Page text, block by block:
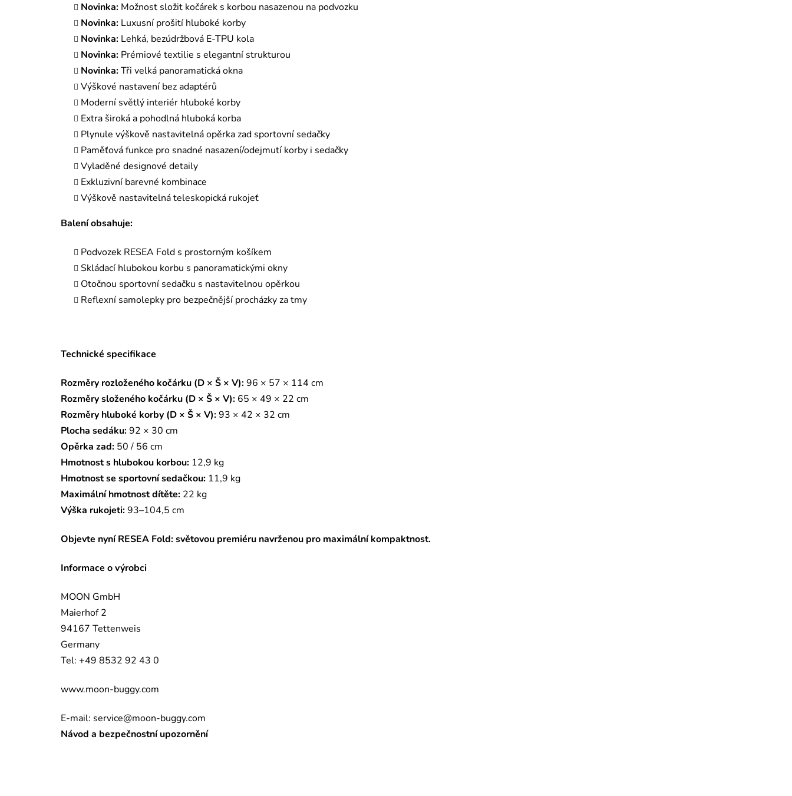
Novinka: Možnost složit kočárek s korbou nasazenou na podvozku
Novinka: Luxusní prošití hluboké korby
Novinka: Lehká, bezúdržbová E-TPU kola
Novinka: Prémiové textilie s elegantní strukturou
Novinka:Tři velká panoramatická okna
Výškové nastavení bez adaptérů
Moderní světlý interiér hluboké korby
Extra široká a pohodlná hluboká korba
Plynule výškově nastavitelná opěrka zad sportovní sedačky
Paměťová funkce pro snadné nasazení/odejmutí korby i sedačky
Vyladěné designové detaily
Exkluzivní barevné kombinace
Výškově nastavitelná teleskopická rukojeť
Balení obsahuje:
Podvozek RESEA Fold s prostorným košíkem
Skládací hlubokou korbu s panoramatickými okny
Otočnou sportovní sedačku s nastavitelnou opěrkou
Reflexní samolepky pro bezpečnější procházky za tmy
Technické specifikace
Rozměry rozloženého kočárku (D × Š × V):96 × 57 × 114 cm
Rozměry složeného kočárku (D × Š × V): 65 × 49 × 22 cm
Rozměry hluboké korby (D × Š × V):93 × 42 × 32 cm
Plocha sedáku:92 × 30 cm
Opěrka zad: 50 / 56 cm
Hmotnost s hlubokou korbou: 12,9 kg
Hmotnost se sportovní sedačkou: 11,9 kg
Maximální hmotnost dítěte: 22 kg
Výška rukojeti:93–104,5 cm
Objevte nyní RESEA Fold: světovou premiéru navrženou pro maximální kompaktnost.
Informace o výrobci
MOON GmbH
Maierhof 2
94167 Tettenweis
Germany
Tel: +49 8532 92 43 0
www.moon-buggy.com
E-mail: service@moon-buggy.com
Návod a bezpečnostní upozornění